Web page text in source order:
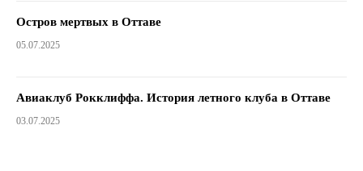
Остров мертвых в Оттаве
05.07.2025
Авиаклуб Рокклиффа. История летного клуба в Оттаве
03.07.2025